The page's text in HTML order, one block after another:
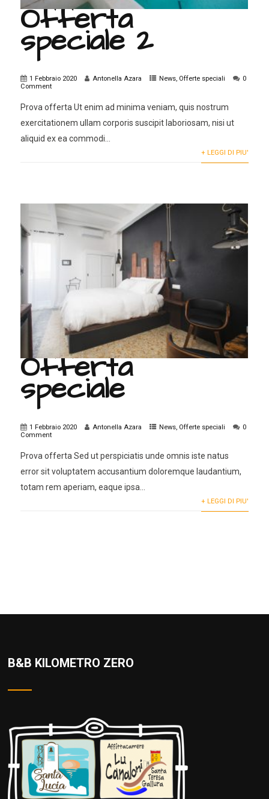
Offerta
speciale 2
1 Febbraio 2020 Antonella Azara News, Offerte speciali
0
Comment
Prova offerta Ut enim ad minima veniam, quis nostrum
exercitationem ullam corporis suscipit laboriosam, nisi ut
aliquid ex ea commodi...
+ LEGGI DI PIU'
Offerta
speciale
1 Febbraio 2020 Antonella Azara News, Offerte speciali
0
Comment
Prova offerta Sed ut perspiciatis unde omnis iste natus
error sit voluptatem accusantium doloremque laudantium,
totam rem aperiam, eaque ipsa...
+ LEGGI DI PIU'
B&B KILOMETRO ZERO